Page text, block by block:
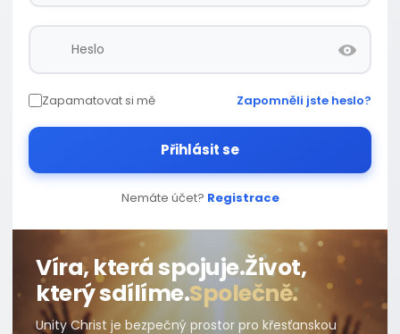
Zapamatovat si mě Zapomněli jste heslo?
Přihlásit se
Nemáte účet? Registrace
Víra, která spojuje.Život,
který sdílíme.Společně.
Unity Christ je bezpečný prostor pro křesťanskou